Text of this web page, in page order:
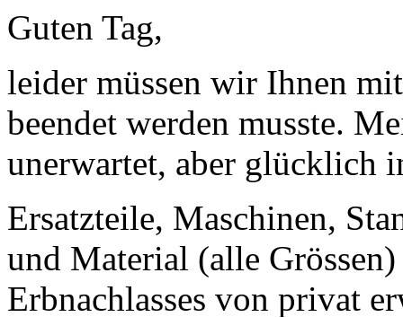
Guten Tag,
leider müssen wir Ihnen
beendet werden musste.
unerwartet, aber glücklich
Ersatzteile, Maschinen,
und Material (alle
Erbnachlasses von privat